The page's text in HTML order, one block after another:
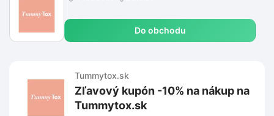
Do obchodu
Tummytox.sk
Zľavový kupón -10% na nákup na
Tummytox.sk